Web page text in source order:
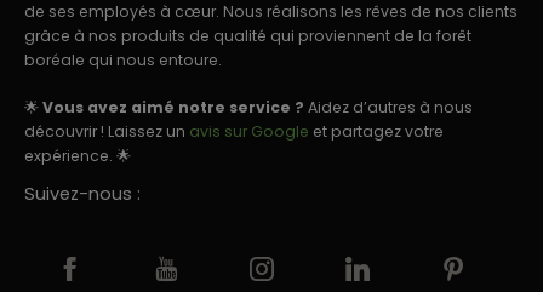
de ses employés à cœur. Nous réalisons les rêves de nos clients
grâce à nos produits de qualité qui proviennent de la forêt
boréale qui nous entoure.
🌟Vous avez aimé notre service ? Aidez d’autres à nous
découvrir ! Laissez un avis sur Google et partagez votre
expérience. 🌟
Suivez-nous :